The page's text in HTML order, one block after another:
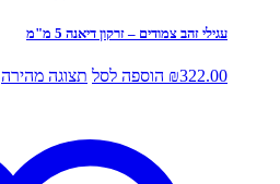
עגילי זהב צמודים – זרקון דיאנה 5 מ"מ
₪322.00 הוספה לסל תצוגה מהירה